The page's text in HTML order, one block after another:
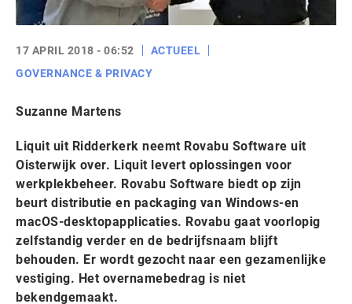
17 APRIL 2018 - 06:52
ACTUEEL
GOVERNANCE & PRIVACY
Suzanne Martens
Liquit uit Ridderkerk neemt Rovabu Software uit
Oisterwijk over. Liquit levert oplossingen voor
werkplekbeheer. Rovabu Software biedt op zijn
beurt distributie en packaging van Windows-en
macOS-desktopapplicaties. Rovabu gaat voorlopig
zelfstandig verder en de bedrijfsnaam blijft
behouden. Er wordt gezocht naar een gezamenlijke
vestiging. Het overnamebedrag is niet
bekendgemaakt.